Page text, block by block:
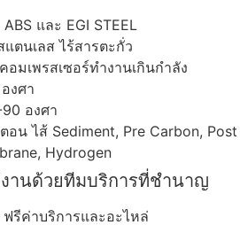
และ EGI STEEL
ตนเลส ไร้สารตะกั่ว
มเพรสเซอร์ทำงานเกินกำลัง
งศา
องศา
อน ไส้ Sediment, Pre Carbon, Post
Hydrogen
านด้วยทีมบริการที่ชำนาญ
รีค่าบริการและอะไหล่